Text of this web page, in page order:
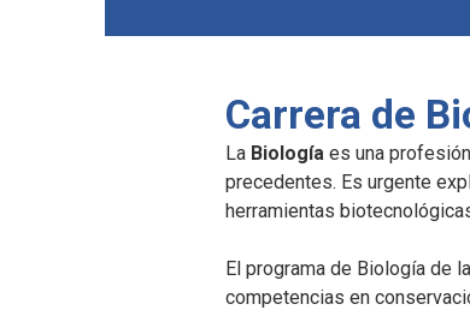
Carrera de
La Biología es una
precedentes. Es urgente
herramientas
El programa de Biología de
competencias en